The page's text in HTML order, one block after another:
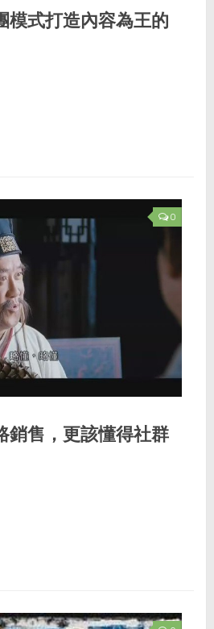
模式打造內容為王的
0
銷售，更該懂得社群